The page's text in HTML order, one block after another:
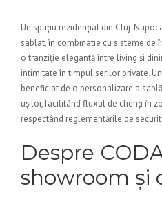
Un spațiu rezidențial din Cluj-
sablat, în combinatie cu sisteme de
o tranziție elegantă între living și
intimitate în timpul serilor private.
beneficiat de o personalizare a
ușilor, facilitând fluxul de clienți în
respectând reglementările de
Despre
showroom și